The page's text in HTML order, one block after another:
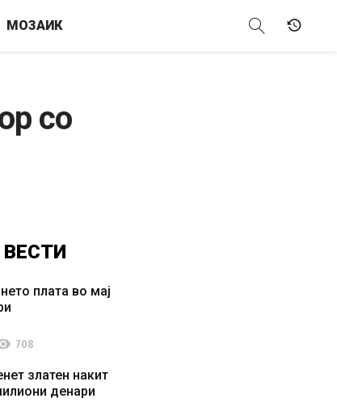
МОЗАИК
со
ВЕСТИ
плата во мај
708
златен накит
денари